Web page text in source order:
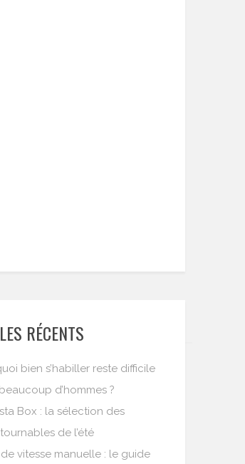
RÉCENTS
bien s’habiller reste difficile
d’hommes ?
Box : la sélection des
de l’été
vitesse manuelle : le guide